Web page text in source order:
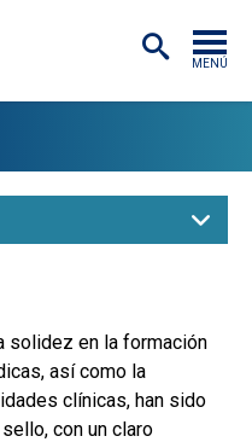
MENÚ
OS
solidez en la formación
así como la
clínicas, han sido
con un claro